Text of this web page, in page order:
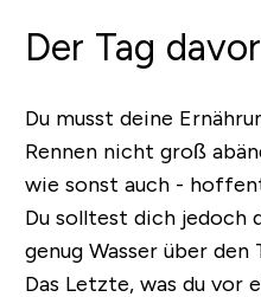
Der Tag davor
Du musst deine
Rennen nicht groß
wie sonst auch -
Du solltest dich jedoch
genug Wasser über
Das Letzte, was du vor